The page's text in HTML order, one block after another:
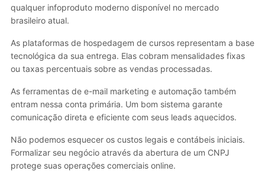
qualquer infoproduto moderno disponível no mercado
brasileiro atual.
As plataformas de hospedagem de cursos representam a base
tecnológica da sua entrega. Elas cobram mensalidades fixas
ou taxas percentuais sobre as vendas processadas.
As ferramentas de e-mail marketing e automação também
entram nessa conta primária. Um bom sistema garante
comunicação direta e eficiente com seus leads aquecidos.
Não podemos esquecer os custos legais e contábeis iniciais.
Formalizar seu negócio através da abertura de um CNPJ
protege suas operações comerciais online.